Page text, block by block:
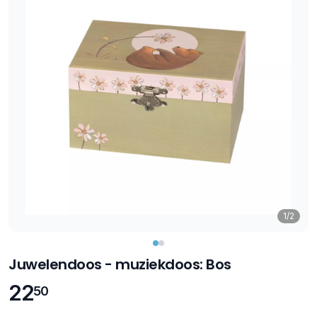
1/2
Juwelendoos - muziekdoos: Bos
2250